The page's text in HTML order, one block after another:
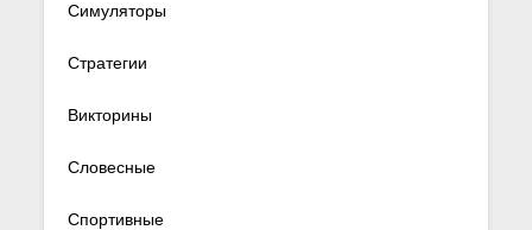
Симуляторы
Стратегии
Викторины
Словесные
Спортивные